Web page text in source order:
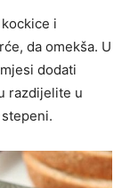
i
da omekša. U
dodati
razdijelite u